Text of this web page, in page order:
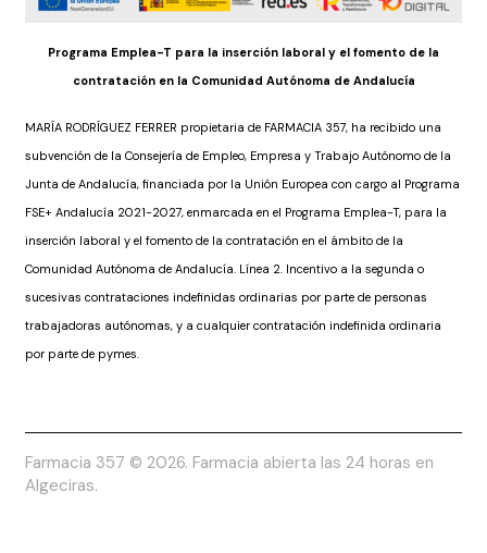
Programa Emplea-T para la inserción laboral y el fomento de la
contratación en la Comunidad Autónoma de Andalucía
MARÍA RODRÍGUEZ FERRER propietaria de FARMACIA 357, ha recibido una
subvención de la Consejería de Empleo, Empresa y Trabajo Autónomo de la
Junta de Andalucía, financiada por la Unión Europea con cargo al Programa
FSE+ Andalucía 2021-2027, enmarcada en el Programa Emplea-T, para la
inserción laboral y el fomento de la contratación en el ámbito de la
Comunidad Autónoma de Andalucía. Línea 2. Incentivo a la segunda o
sucesivas contrataciones indefinidas ordinarias por parte de personas
trabajadoras autónomas, y a cualquier contratación indefinida ordinaria
por parte de pymes.
Farmacia 357 © 2026. Farmacia abierta las 24 horas en
Algeciras.